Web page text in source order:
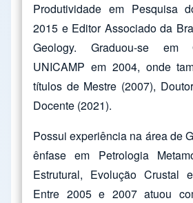
Produtividade em Pesquisa
2015 e Editor Associado da
Geology. Graduou-se em
UNICAMP em 2004, onde
títulos de Mestre (2007),
Docente (2021).
Possui experiência na área de
ênfase em Petrologia
Estrutural, Evolução Crustal
Entre 2005 e 2007 atuou